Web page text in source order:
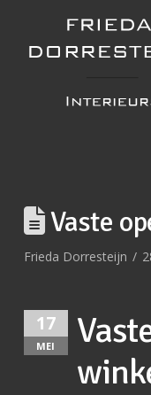
Vaste
Frieda Dorresteijn
17
MEI